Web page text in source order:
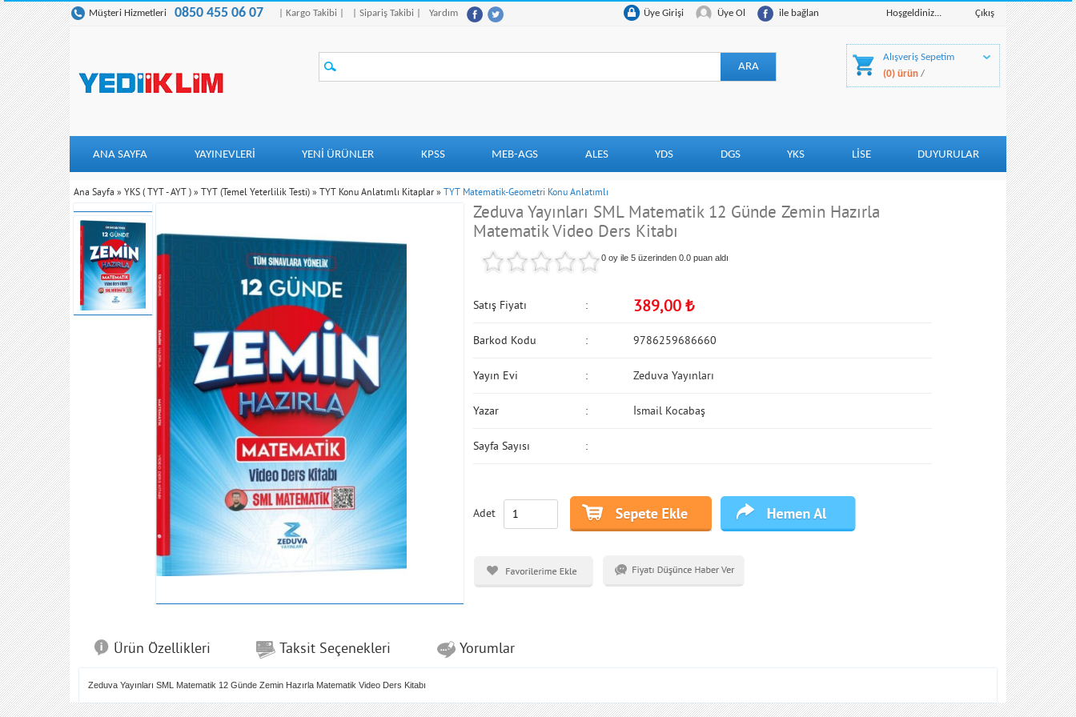
Müşteri Hizmetleri 0850 455 06 07 | Kargo Takibi | | Sipariş Takibi | Yardım Çıkış
Hoşgeldiniz...
ile bağlan
Üye Ol
Üye Girişi
Alışveriş Sepetim
(0) ürün /
ANA SAYFA YAYINEVLERİ YENI ÜRÜNLER KPSS MEB-AGS ALES YDS DGS YKS LİSE DUYURULAR
Ana Sayfa » YKS ( TYT - AYT ) » TYT (Temel Yeterlilik Testi) » TYT Konu Anlatımlı Kitaplar » TYT Matematik-Geometri Konu Anlatımlı
Zeduva Yayınları SML Matematik 12 Günde Zemin Hazırla
Matematik Video Ders Kitabı
0 oy ile 5 üzerinden 0.0puan aldı
Satış Fiyatı 389,00 ₺
Barkod Kodu 9786259686660
Yayın Evi Zeduva Yayınları
Yazar İsmail Kocabaş
Sayfa Sayısı
Adet
Ürün Özellikleri Taksit Seçenekleri Yorumlar
Zeduva Yayınları SML Matematik 12 Günde Zemin Hazırla Matematik Video Ders Kitabı